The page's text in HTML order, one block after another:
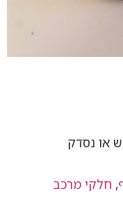
או נסדק
, חלקי מרכב